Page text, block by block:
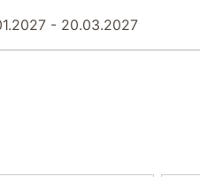
- 20.03.2027